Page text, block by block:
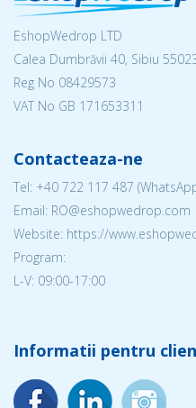
EshopWedrop LTD
Calea Dumbrăvii 40, Sibiu
Reg No 08429573
VAT No GB 171653311
Contacteaza-ne
Tel: +40 722 117 487
Email: RO@eshopwedrop.com
Website: https://
Program:
L-V: 09:00-17:00
Informatii pentru